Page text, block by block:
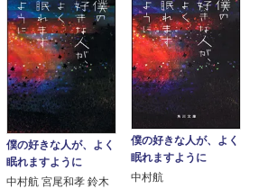
僕の好きな人が、よく
眠れますように
中村航 宮尾和孝 鈴木
僕の好きな人が、よく
眠れますように
中村航